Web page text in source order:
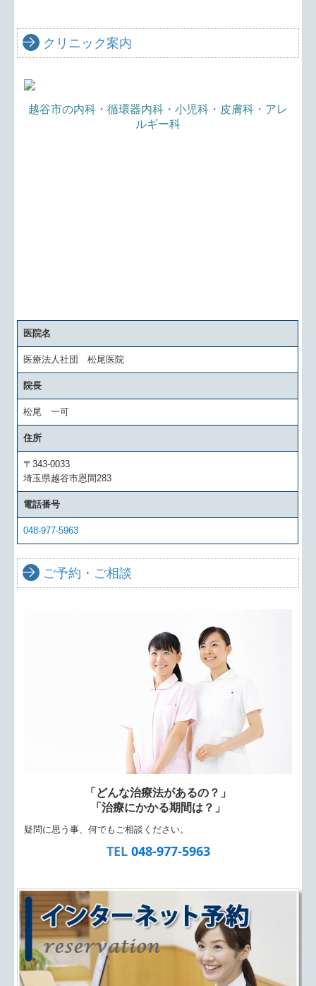
クリニック案内
越谷市の内科・循環器内科・小児科・皮膚科 ・アレ
ルギー科
医院名
医療法人社団 松尾医院
院長
松尾 一可
住所
〒343-0033
埼玉県越谷市恩間283
電話番号
048-977-5963
ご予約・ご相談
「どんな治療法があるの？」
「治療にかかる期間は？」
疑問に思う事、何でもご相談ください。
TEL 048-977-5963